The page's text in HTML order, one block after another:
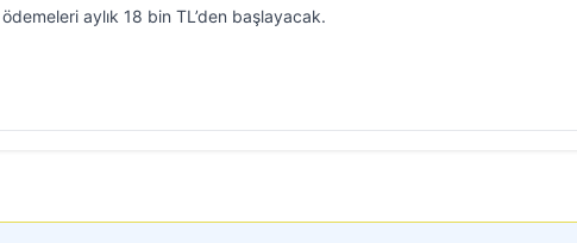
ödemeleri aylık 18 bin TL’den başlayacak.